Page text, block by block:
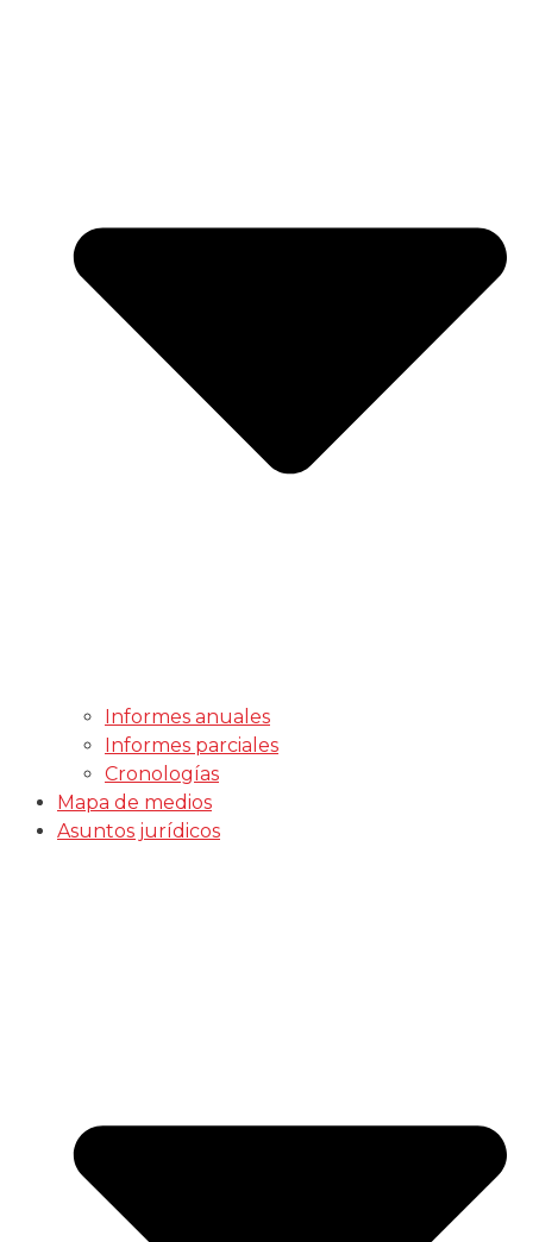
Informes anuales
Informes parciales
Cronologías
Mapa de medios
Asuntos jurídicos